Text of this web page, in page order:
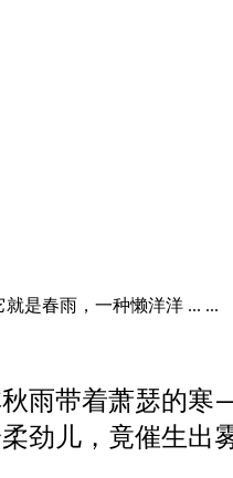
是春雨，一种懒洋洋 ... ...
雨带着萧瑟的寒
劲儿，竟催生出